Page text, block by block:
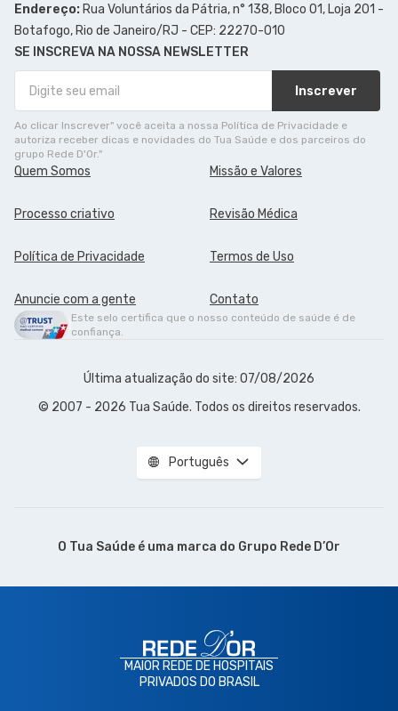
Endereço: Rua Voluntários da Pátria, n° 138, Bloco 01, Loja 201 -
Botafogo, Rio de Janeiro/RJ - CEP: 22270-010
SE INSCREVA NA NOSSA NEWSLETTER
Inscrever
Ao clicar Inscrever" você aceita a nossa Política de Privacidade e
autoriza receber dicas e novidades do Tua Saúde e dos parceiros do
grupo Rede D'Or."
Quem Somos Missão e Valores
Processo criativo Revisão Médica
Política de Privacidade Termos de Uso
Anuncie com a gente Contato
Este selo certifica que o nosso conteúdo de saúde é de
confiança.
Última atualização do site: 07/08/2026
© 2007 - 2026 Tua Saúde. Todos os direitos reservados.
Português
O Tua Saúde é uma marca do Grupo Rede D’Or
MAIOR REDE DE HOSPITAIS
PRIVADOS DO BRASIL